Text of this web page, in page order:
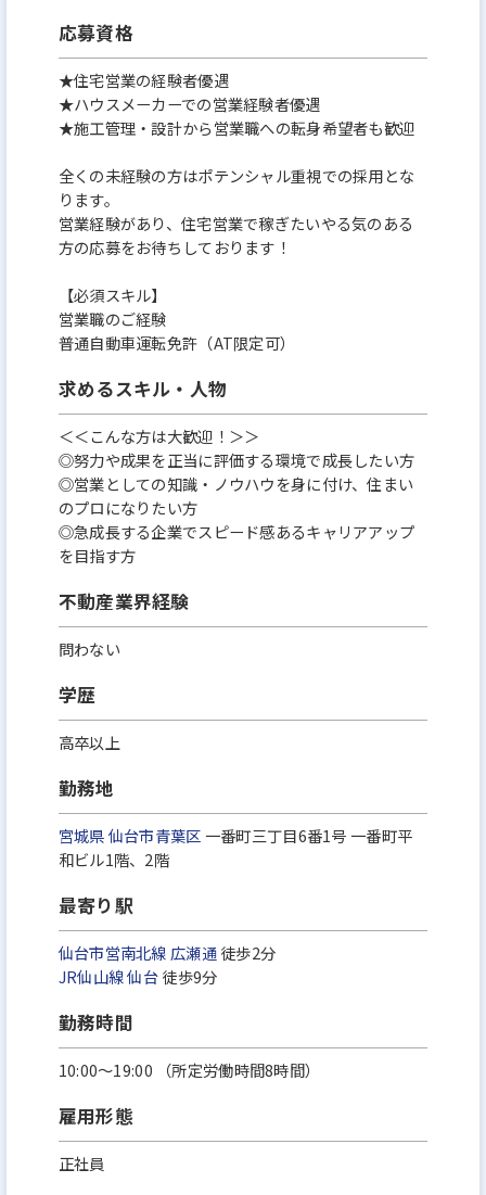
応募資格
★住宅営業の経験者優遇
★ハウスメーカーでの営業経験者優遇
★施工管理・設計から営業職への転身希望者も歓迎
全くの未経験の方はポテンシャル重視での採用とな
ります。
営業経験があり、住宅営業で稼ぎたいやる気のある
方の応募をお待ちしております！
【必須スキル】
営業職のご経験
普通自動車運転免許（AT限定可）
求めるスキル・人物
＜＜こんな方は大歓迎！＞＞
◎努力や成果を正当に評価する環境で成長したい方
◎営業としての知識・ノウハウを身に付け、住まい
のプロになりたい方
◎急成長する企業でスピード感あるキャリアアップ
を目指す方
不動産業界経験
問わない
学歴
高卒以上
勤務地
宮城県仙台市青葉区一番町三丁目6番1号 一番町平
和ビル1階、2階
最寄り駅
仙台市営南北線広瀬通徒歩2分
JR仙山線仙台徒歩9分
勤務時間
10:00～19:00 （所定労働時間8時間）
雇用形態
正社員